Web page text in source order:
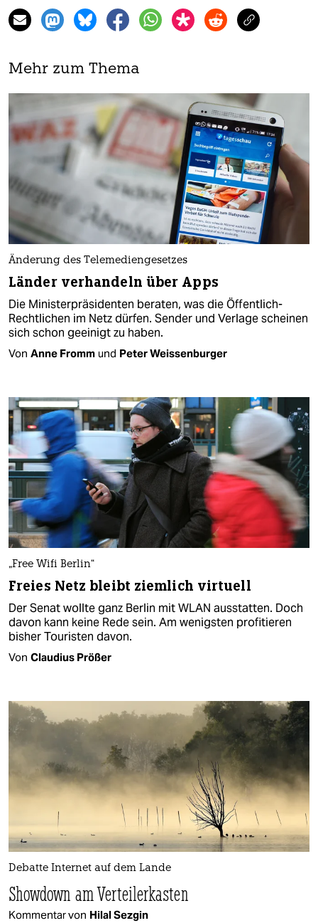
Mehr zum Thema
Änderung des Telemediengesetzes
Länder verhandeln über Apps
Die Ministerpräsidenten beraten, was die Öffentlich-
Rechtlichen im Netz dürfen. Sender und Verlage scheinen
sich schon geeinigt zu haben.
Von Anne Fromm und Peter Weissenburger
„Free Wifi Berlin“
Freies Netz bleibt ziemlich virtuell
Der Senat wollte ganz Berlin mit WLAN ausstatten. Doch
davon kann keine Rede sein. Am wenigsten profitieren
bisher Touristen davon.
Von Claudius Prößer
Debatte Internet auf dem Lande
Showdown am Verteilerkasten
Kommentar von Hilal Sezgin